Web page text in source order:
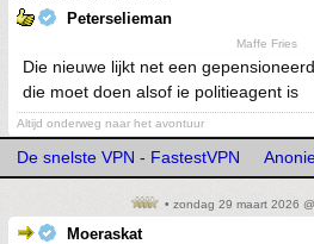
Peterselieman
Maffe Fries
Die nieuwe lijkt net een
die moet doen alsof ie politieagent is
Altijd onderweg naar het avontuur
De snelste VPN - FastestVPN
• zondag 29 maart 2026
Moeraskat